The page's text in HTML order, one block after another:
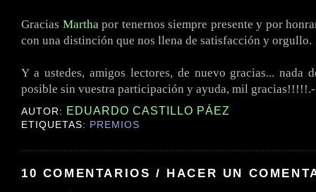
Gracias Marthapor tenernos siempre presente y por
con una distinción que nos llena de satisfacción y orgullo.
Y a ustedes, amigos lectores, de nuevo gracias... nada
posible sin vuestra participación y ayuda, mil gracias!!!!!.-
AUTOR: EDUARDO CASTILLO PÁEZ
ETIQUETAS: PREMIOS
10 COMENTARIOS / HACER UN